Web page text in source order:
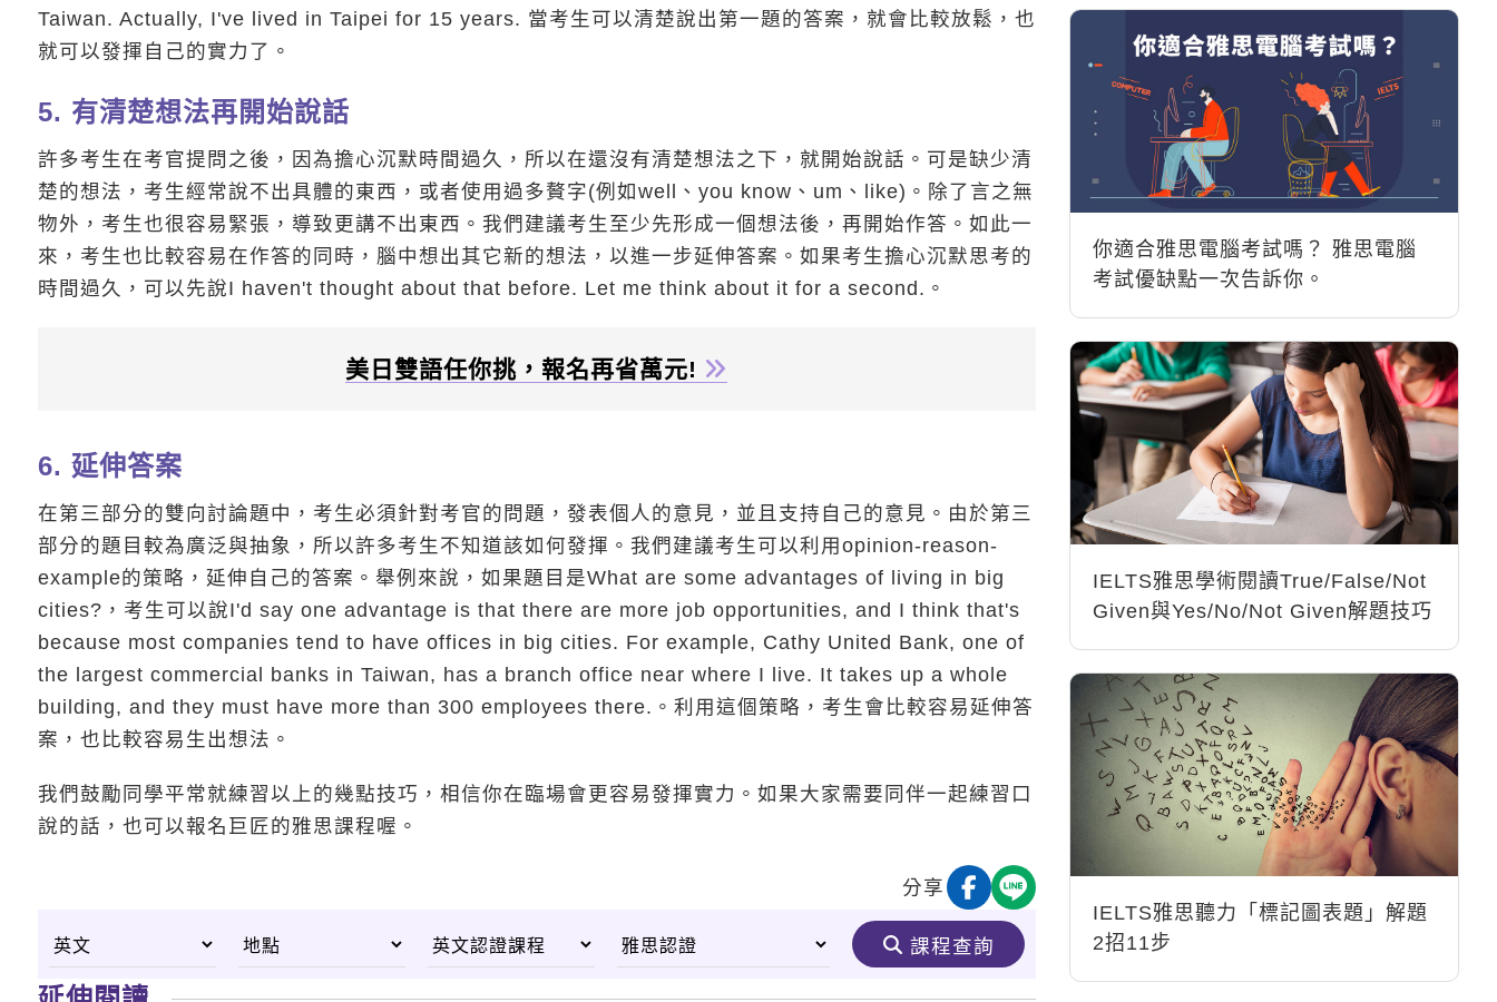
Taiwan. Actually, I've lived in Taipei for 15 years. 當考生可以清楚說出第一題的答案，就會比較放鬆，也
就可以發揮自己的實力了。
5. 有清楚想法再開始說話
許多考生在考官提問之後，因為擔心沉默時間過久，所以在還沒有清楚想法之下，就開始說話。可是缺少清
楚的想法，考生經常說不出具體的東西，或者使用過多贅字(例如well、you know、um、like)。除了言之無
物外，考生也很容易緊張，導致更講不出東西。我們建議考生至少先形成一個想法後，再開始作答。如此一
來，考生也比較容易在作答的同時，腦中想出其它新的想法，以進一步延伸答案。如果考生擔心沉默思考的
時間過久，可以先說I haven't thought about that before. Let me think about it for a second.。
美日雙語任你挑，報名再省萬元!
6. 延伸答案
在第三部分的雙向討論題中，考生必須針對考官的問題，發表個人的意見，並且支持自己的意見。由於第三
部分的題目較為廣泛與抽象，所以許多考生不知道該如何發揮。我們建議考生可以利用opinion-reason-
example的策略，延伸自己的答案。舉例來說，如果題目是What are some advantages of living in big
cities?，考生可以說I'd say one advantage is that there are more job opportunities, and I think that's
because most companies tend to have offices in big cities. For example, Cathy United Bank, one of
the largest commercial banks in Taiwan, has a branch office near where I live. It takes up a whole
building, and they must have more than 300 employees there.。利用這個策略，考生會比較容易延伸答
案，也比較容易生出想法。
我們鼓勵同學平常就練習以上的幾點技巧，相信你在臨場會更容易發揮實力。如果大家需要同伴一起練習口
說的話，也可以報名巨匠的雅思課程喔。
分享
課程查詢
你適合雅思電腦考試嗎？ 雅思電腦
考試優缺點一次告訴你。
IELTS雅思學術閱讀True/False/Not
Given與Yes/No/Not Given解題技巧
IELTS雅思聽力「標記圖表題」解題
2招11步